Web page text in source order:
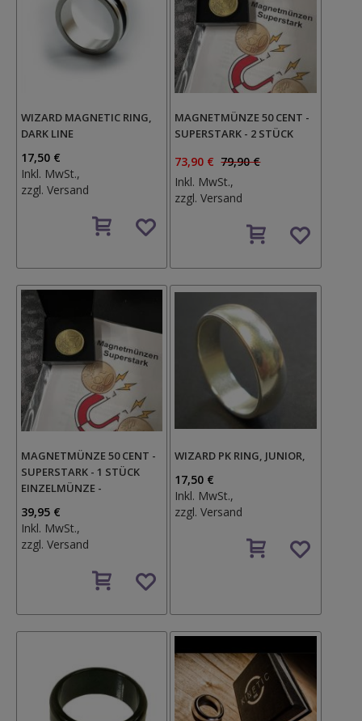
WIZARD MAGNETIC RING,
DARK LINE
17,50 €
Inkl. MwSt.,
zzgl. Versand
den
MAGNETMÜNZE 50 CENT -
SUPERSTARK - 2 STÜCK
73,90 € 79,90 €
Inkl. MwSt.,
zzgl.Versand
den
MAGNETMÜNZE 50 CENT -
SUPERSTARK - 1 STÜCK
EINZELMÜNZE -
39,95 €
Inkl. MwSt.,
zzgl. Versand
den
WIZARD PK RING, JUNIOR,
17,50 €
Inkl. MwSt.,
zzgl.Versand
den